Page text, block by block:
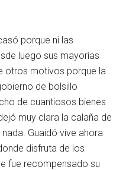
porque ni las
luego sus mayorías
otros motivos porque la
de bolsillo
de cuantiosos bienes
muy clara la calaña de
Guaidó vive ahora
disfruta de los
fue recompensado su